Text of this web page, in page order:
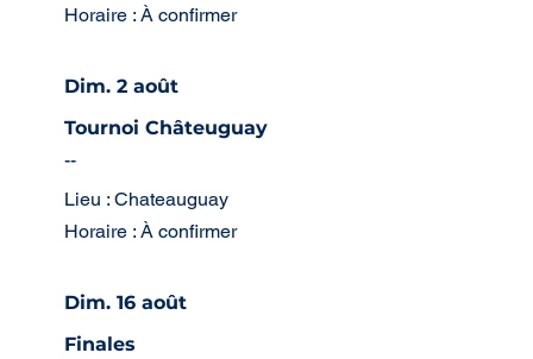
Horaire : À confirmer
Horaire : À confirmer
Lieu : Chateauguay
Tournoi Châteuguay
--
Dim. 2 août
Finales
Dim. 16 août